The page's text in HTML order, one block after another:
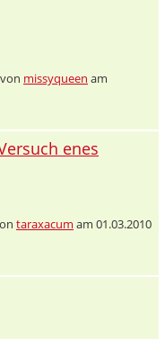
missyqueen am
enes
taraxacum am 01.03.2010